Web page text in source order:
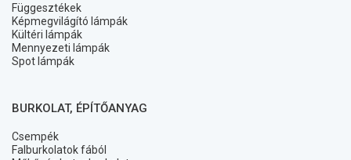
Függesztékek
Képmegvilágító lámpák
Kültéri lámpák
Mennyezeti lámpák
Spot lámpák
BURKOLAT, ÉPÍTŐANYAG
Csempék
Falburkolatok fából